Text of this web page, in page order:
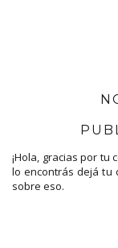
¡Hola, gracias por tu
lo encontrás dejá tu
sobre eso.